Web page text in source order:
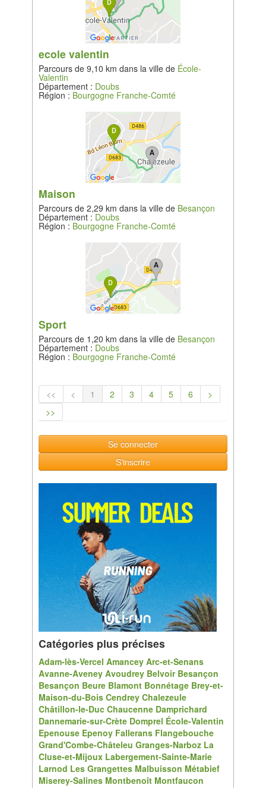
ecole valentin
Parcours de 9,10 km dans la ville de École-
Valentin
Département : Doubs
Région : Bourgogne Franche-Comté
Maison
Parcours de 2,29 km dans la ville de Besançon
Département : Doubs
Région : Bourgogne Franche-Comté
Sport
Parcours de 1,20 km dans la ville de Besançon
Département : Doubs
Région : Bourgogne Franche-Comté
<< < 1 2 3 4 5 6
>
>>
Se connecter
S'inscrire
Catégories plus précises
Adam-lès-Vercel Amancey Arc-et-Senans
Avanne-Aveney Avoudrey Belvoir Besançon
Besançon Beure Blamont Bonnétage Brey-et-
Maison-du-Bois Cendrey Chalezeule
Châtillon-le-Duc Chaucenne Damprichard
Dannemarie-sur-Crète Domprel École-Valentin
Epenouse Epenoy Fallerans Flangebouche
Grand'Combe-Châteleu Granges-Narboz La
Cluse-et-Mijoux Labergement-Sainte-Marie
Larnod Les Grangettes Malbuisson Métabief
Miserey-Salines Montbenoît Montfaucon